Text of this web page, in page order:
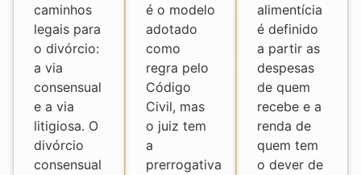
caminhos
legais para
o divórcio:
a via
consensual
e a via
litigiosa. O
divórcio
consensual
é o modelo
adotado
como
regra pelo
Código
Civil, mas
o juiz tem
a
prerrogativa
alimentícia
é definido
a partir as
despesas
de quem
recebe e a
renda de
quem tem
o dever de